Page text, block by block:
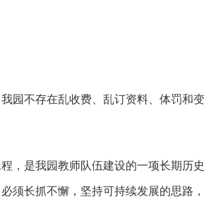
园不存在乱收费、乱订资料、体罚和
，是我园教师队伍建设的一项长期历
须长抓不懈，坚持可持续发展的思路